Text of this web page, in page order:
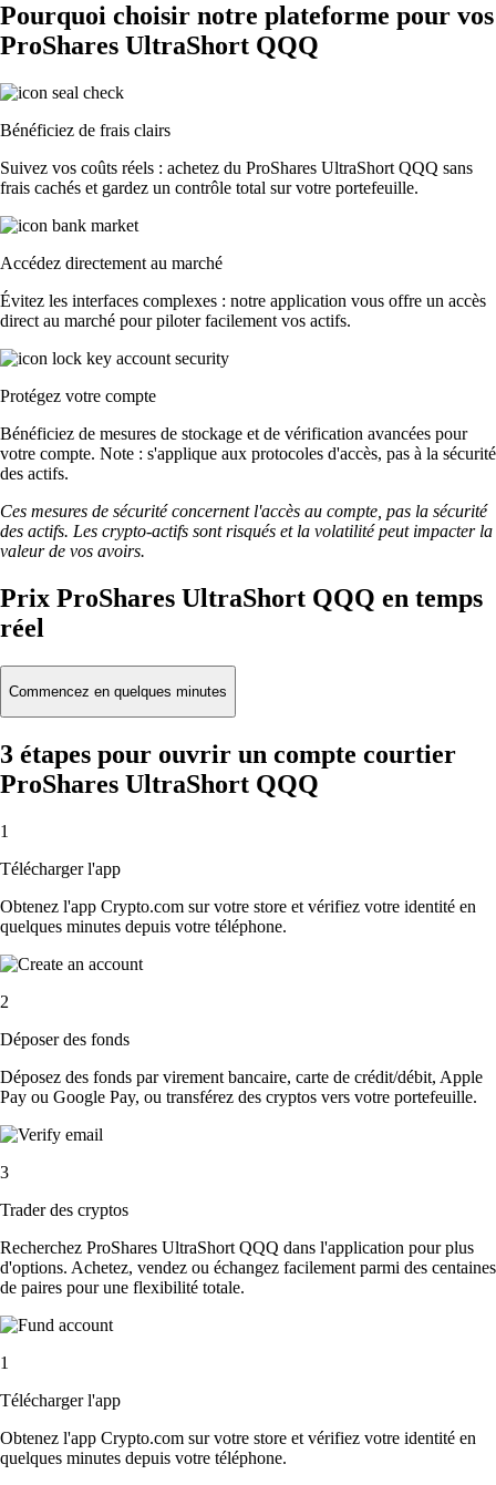
Pourquoi choisir notre plateforme pour vos
ProShares UltraShort QQQ
Bénéficiez de frais clairs
Suivez vos coûts réels : achetez du ProShares UltraShort QQQ sans
frais cachés et gardez un contrôle total sur votre portefeuille.
Accédez directement au marché
Évitez les interfaces complexes : notre application vous offre un accès
direct au marché pour piloter facilement vos actifs.
Protégez votre compte
Bénéficiez de mesures de stockage et de vérification avancées pour
votre compte. Note : s'applique aux protocoles d'accès, pas à la sécurité
des actifs.
Ces mesures de sécurité concernent l'accès au compte, pas la sécurité
des actifs. Les crypto-actifs sont risqués et la volatilité peut impacter la
valeur de vos avoirs.
Prix ProShares UltraShort QQQ en temps
réel
Commencez en quelques minutes
3 étapes pour ouvrir un compte courtier
ProShares UltraShort QQQ
1
Télécharger l'app
Obtenez l'app Crypto.com sur votre store et vérifiez votre identité en
quelques minutes depuis votre téléphone.
2
Déposer des fonds
Déposez des fonds par virement bancaire, carte de crédit/débit, Apple
Pay ou Google Pay, ou transférez des cryptos vers votre portefeuille.
3
Trader des cryptos
Recherchez ProShares UltraShort QQQ dans l'application pour plus
d'options. Achetez, vendez ou échangez facilement parmi des centaines
de paires pour une flexibilité totale.
1
Télécharger l'app
Obtenez l'app Crypto.com sur votre store et vérifiez votre identité en
quelques minutes depuis votre téléphone.